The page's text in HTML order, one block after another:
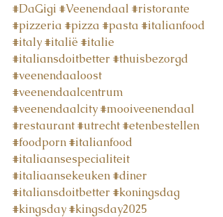
#DaGigi #Veenendaal #ristorante
#pizzeria #pizza #pasta #italianfood
#italy#italië #italie
#italiansdoitbetter #thuisbezorgd
#veenendaaloost
#veenendaalcentrum
#veenendaalcity#mooiveenendaal
#restaurant#utrecht#etenbestellen
#foodporn#italianfood
#italiaansespecialiteit
#italiaansekeuken#diner
#italiansdoitbetter #koningsdag
#kingsday#kingsday2025